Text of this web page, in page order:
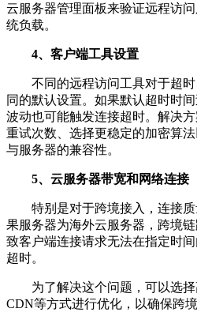
云服务器管理面板来验证远程访
统负载。
4、客户端工具设置
不同的远程访问工具对于超
同的默认设置。如果默认超时时
波动也可能触发连接超时。解决
重试次数、选择更稳定的加密算
与服务器的兼容性。
5、云服务器带宽和网络连接
特别是对于跨境接入，连接
果服务器为海外云服务器，跨境
致客户端连接请求无法在指定时
超时。
为了解决这个问题，可以选
CDN等方式进行优化，以确保跨